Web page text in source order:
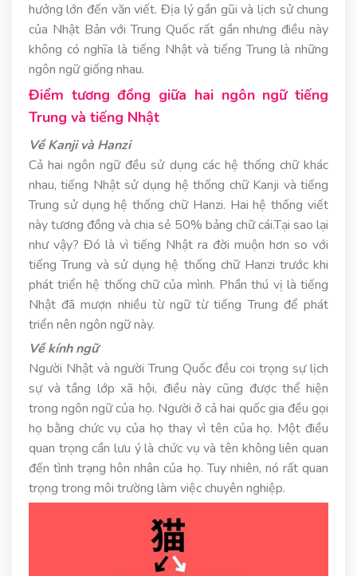
hưởng lớn đến văn viết. Địa lý gần gũi và lịch sử chung
của Nhật Bản với Trung Quốc rất gần nhưng điều này
không có nghĩa là tiếng Nhật và tiếng Trung là những
ngôn ngữ giống nhau.
Điểm tương đồng giữa hai ngôn ngữ tiếng
Trung và tiếng Nhật
Về Kanji và Hanzi
Cả hai ngôn ngữ đều sử dụng các hệ thống chữ khác
nhau, tiếng Nhật sử dụng hệ thống chữ Kanji và tiếng
Trung sử dụng hệ thống chữ Hanzi. Hai hệ thống viết
này tương đồng và chia sẻ 50% bảng chữ cái.Tại sao lại
như vậy? Đó là vì tiếng Nhật ra đời muộn hơn so với
tiếng Trung và sử dụng hệ thống chữ Hanzi trước khi
phát triển hệ thống chữ của mình. Phần thú vị là tiếng
Nhật đã mượn nhiều từ ngữ từ tiếng Trung để phát
triển nên ngôn ngữ này.
Về kính ngữ
Người Nhật và người Trung Quốc đều coi trọng sự lịch
sự và tầng lớp xã hội, điều này cũng được thể hiện
trong ngôn ngữ của họ. Người ở cả hai quốc gia đều gọi
họ bằng chức vụ của họ thay vì tên của họ. Một điều
quan trọng cần lưu ý là chức vụ và tên không liên quan
đến tình trạng hôn nhân của họ. Tuy nhiên, nó rất quan
trọng trong môi trường làm việc chuyên nghiệp.